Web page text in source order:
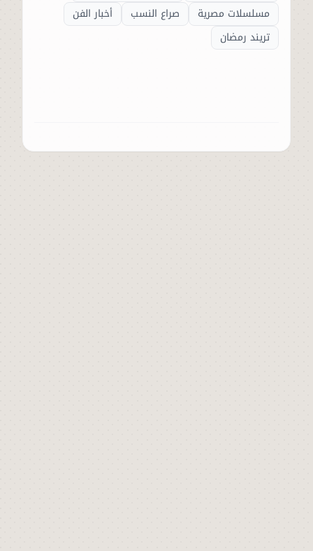
مسلسلات مصرية
صراع النسب
أخبار الفن
تريند رمضان